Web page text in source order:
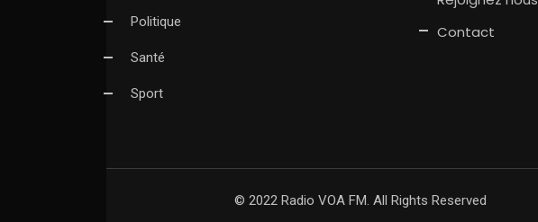
Politique
Santé
Sport
Contact
© 2022 Radio VOA FM. All Rights Reserved